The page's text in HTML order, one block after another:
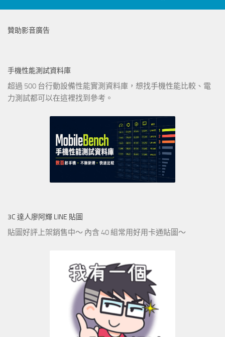
贊助影音廣告
手機性能測試資料庫
超過 500 台行動設備性能實測資料庫，想找手機性能比較、電
力測試都可以在這裡找到參考。
3C 達人廖阿輝 LINE 貼圖
貼圖好評上架銷售中～ 內含 40 組常用好用卡通貼圖～